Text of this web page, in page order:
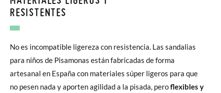
RESISTENTES
No es incompatible ligereza con resistencia. Las sandalias
para niños de Pisamonas están fabricadas de forma
artesanal en España con materiales súper ligeros para que
no pesen nada y aporten agilidad a la pisada, peroflexibles y